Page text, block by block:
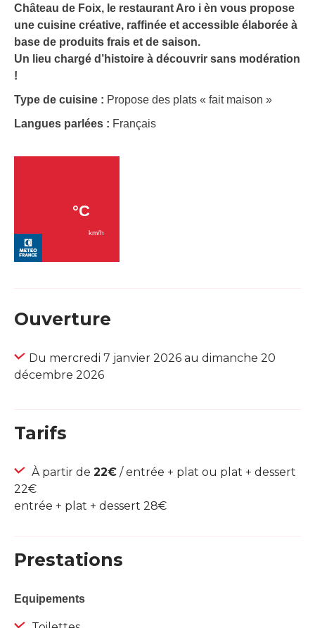
Château de Foix, le restaurant Aro i èn vous propose
une cuisine créative, raffinée et accessible élaborée à
base de produits frais et de saison.
Un lieu chargé d’histoire à découvrir sans modération
!
Type de cuisine : Propose des plats « fait maison »
Langues parlées : Français
Ouverture
Du mercredi 7 janvier 2026 au dimanche 20
décembre 2026
Tarifs
À partir de 22€ / entrée + plat ou plat + dessert
22€
entrée + plat + dessert 28€
Prestations
Equipements